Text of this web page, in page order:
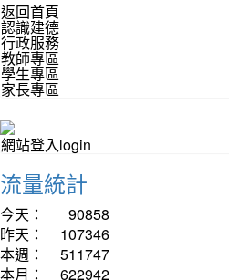
返回首頁
認識建德
行政服務
教師專區
學生專區
家長專區
網站登入login
流量統計
今天：
90858
昨天：
107346
本週：
511747
本月：
622942